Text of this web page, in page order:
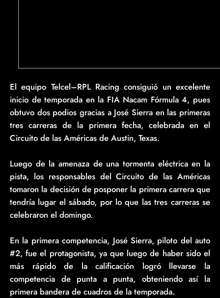
El equipo Telcel–RPL Racing consiguió un excelente
inicio de temporada en la FIA Nacam Fórmula 4, pues
obtuvo dos podios gracias a José Sierra en las primeras
tres carreras de la primera fecha, celebrada en el
Circuito de las Américas de Austin, Texas.
Luego de la amenaza de una tormenta eléctrica en la
pista, los responsables del Circuito de las Américas
tomaron la decisión de posponer la primera carrera que
tendría lugar el sábado, por lo que las tres carreras se
celebraron el domingo.
En la primera competencia, José Sierra, piloto del auto
#2, fue el protagonista, ya que luego de haber sido el
más rápido de la calificación logró llevarse la
competencia de punta a punta, obteniendo así la
primera bandera de cuadros de la temporada.